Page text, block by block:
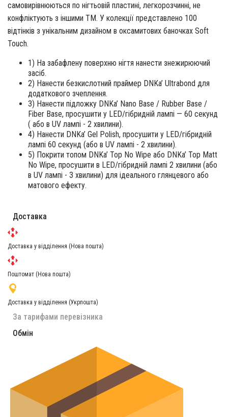
самовирівнюються по нігтьовій пластині, легкорозчинні, не
конфліктують з іншими ТМ. У колекції представлено 100
відтінків з унікальним дизайном в оксамитових баночках Soft
Touch.
1) На забафлену поверхню нігтя нанести знежирюючий
засіб.
2) Нанести безкислотний праймер DNKa’ Ultrabond для
додаткового зчеплення.
3) Нанести підложку DNKa’ Nano Base / Rubber Base /
Fiber Base, просушити у LED/гібридній лампі — 60 секунд
( або в UV лампі - 2 хвилини).
4) Нанести DNKa’ Gel Polish, просушити у LED/гібридній
лампі 60 секунд (або в UV лампі - 2 хвилини).
5) Покрити топом DNKa’ Top No Wipe або DNKa’ Top Matt
No Wipe, просушити в LED/гібридній лампі 2 хвилини (або
в UV лампі - 3 хвилини) для ідеального глянцевого або
матового ефекту.
Доставка
Доставка у відділення (Нова пошта)
Поштомат (Нова пошта)
Доставка у відділення (Укрпошта)
За тарифами перевізника
Обмін